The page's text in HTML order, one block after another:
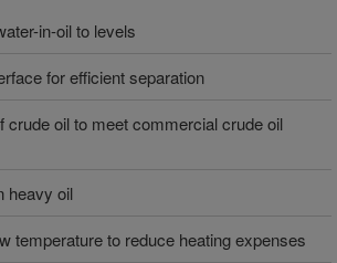
in-oil to levels
for efficient separation
crude oil to meet commercial crude oil
heavy oil
temperature to reduce heating expenses